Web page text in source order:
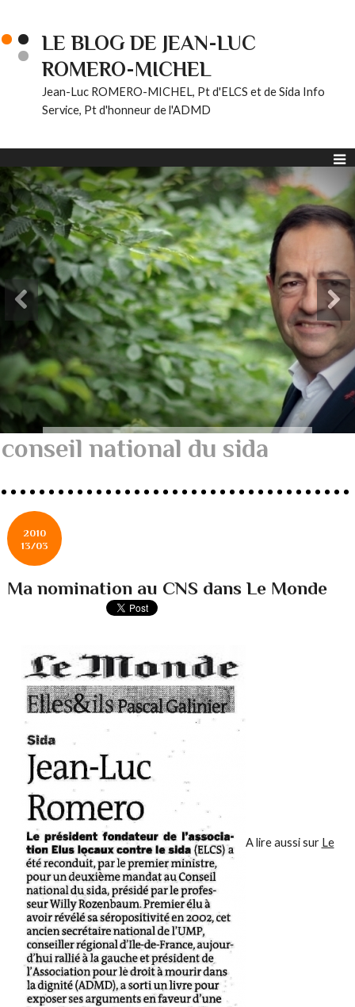
LE BLOG DE JEAN-LUC
ROMERO-MICHEL
Jean-Luc ROMERO-MICHEL, Pt d'ELCS et de Sida Info
Service, Pt d'honneur de l'ADMD
conseil national du sida
2010
13/03
Ma nomination au CNS dans Le Monde
A lire aussi sur Le